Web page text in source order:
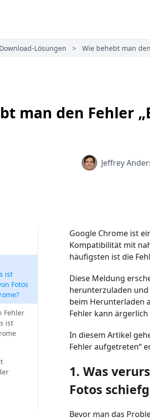
Lösungen > Wie behebt man
man den Fehler
Jeffrey
ist
Fotos
Fehler
ist
Google Chrome ist
Kompatibilität mit
häufigsten ist die
Diese Meldung
herunterzuladen und
beim Herunterladen
Fehler kann
In diesem Artikel
Fehler aufgetreten“
1. Was
Fotos
Bevor man das